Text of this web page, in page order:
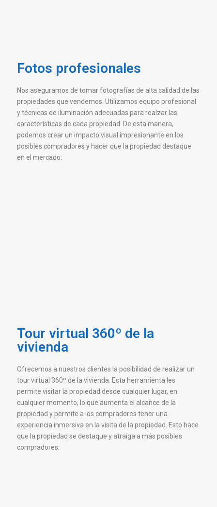
Fotos profesionales
Nos aseguramos de tomar fotografías de alta calidad de las
propiedades que vendemos. Utilizamos equipo profesional
y técnicas de iluminación adecuadas para realzar las
características de cada propiedad. De esta manera,
podemos crear un impacto visual impresionante en los
posibles compradores y hacer que la propiedad destaque
en el mercado.
Tour virtual 360º de la
vivienda
Ofrecemos a nuestros clientes la posibilidad de realizar un
tour virtual 360º de la vivienda. Esta herramienta les
permite visitar la propiedad desde cualquier lugar, en
cualquier momento, lo que aumenta el alcance de la
propiedad y permite a los compradores tener una
experiencia inmersiva en la visita de la propiedad. Esto hace
que la propiedad se destaque y atraiga a más posibles
compradores.